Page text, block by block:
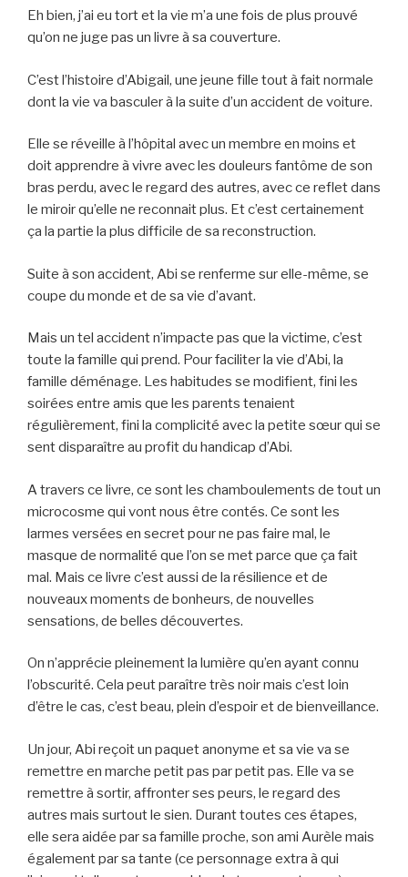
Eh bien, j’ai eu tort et la vie m’a une fois de plus prouvé
qu’on ne juge pas un livre à sa couverture.
C’est l’histoire d’Abigail, une jeune fille tout à fait normale
dont la vie va basculer à la suite d’un accident de voiture.
Elle se réveille à l’hôpital avec un membre en moins et
doit apprendre à vivre avec les douleurs fantôme de son
bras perdu, avec le regard des autres, avec ce reflet dans
le miroir qu’elle ne reconnait plus. Et c’est certainement
ça la partie la plus difficile de sa reconstruction.
Suite à son accident, Abi se renferme sur elle-même, se
coupe du monde et de sa vie d’avant.
Mais un tel accident n’impacte pas que la victime, c’est
toute la famille qui prend. Pour faciliter la vie d’Abi, la
famille déménage. Les habitudes se modifient, fini les
soirées entre amis que les parents tenaient
régulièrement, fini la complicité avec la petite sœur qui se
sent disparaître au profit du handicap d’Abi.
A travers ce livre, ce sont les chamboulements de tout un
microcosme qui vont nous être contés. Ce sont les
larmes versées en secret pour ne pas faire mal, le
masque de normalité que l’on se met parce que ça fait
mal. Mais ce livre c’est aussi de la résilience et de
nouveaux moments de bonheurs, de nouvelles
sensations, de belles découvertes.
On n’apprécie pleinement la lumière qu’en ayant connu
l’obscurité. Cela peut paraître très noir mais c’est loin
d’être le cas, c’est beau, plein d’espoir et de bienveillance.
Un jour, Abi reçoit un paquet anonyme et sa vie va se
remettre en marche petit pas par petit pas. Elle va se
remettre à sortir, affronter ses peurs, le regard des
autres mais surtout le sien. Durant toutes ces étapes,
elle sera aidée par sa famille proche, son ami Aurèle mais
également par sa tante (ce personnage extra à qui